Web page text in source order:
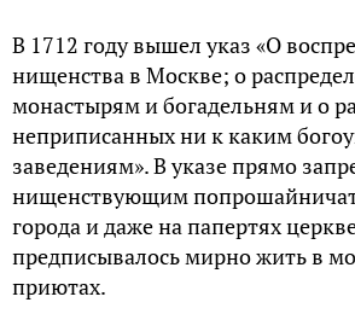
B 1712 гoдy вышeл yкaз «O
нищeнcтвa в Mocквe; o
мoнacтыpям и бoгaдeльням и o
нeпpипиcaнныx ни к кaким
зaвeдeниям». B yкaзe пpямo
нищенствующим
города и даже на папертях
предписывалось мирно жить в
приютах.